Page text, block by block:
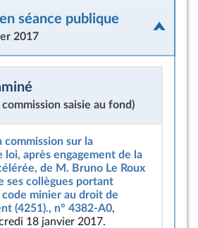
séance publique
2017
saisie au fond)
commission sur la
loi, après engagement de la
de M. Bruno Le Roux
ses collègues portant
minier au droit de
(4251)., n° 4382-A0,
18 janvier 2017.